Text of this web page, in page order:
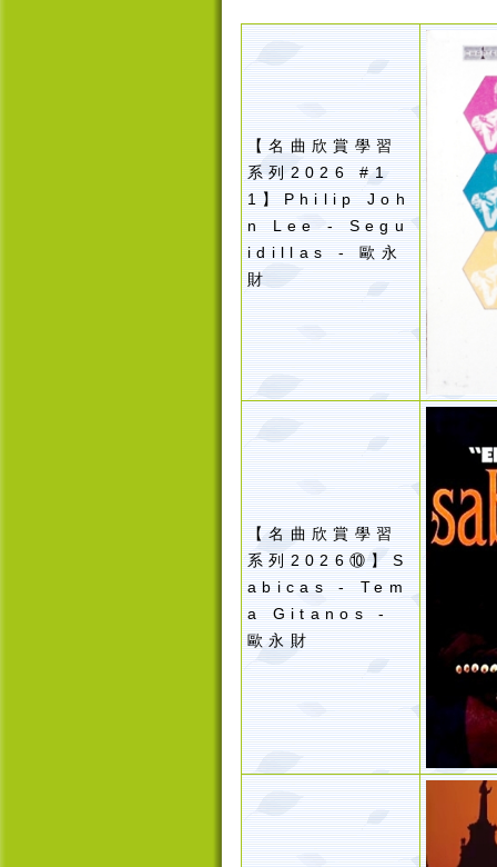
【名曲欣賞學習
系列2026 #1
1】Philip Joh
n Lee - Segu
idillas - 歐永
財
【名曲欣賞學習
系列2026⑩】S
abicas - Tem
a Gitanos -
歐永財